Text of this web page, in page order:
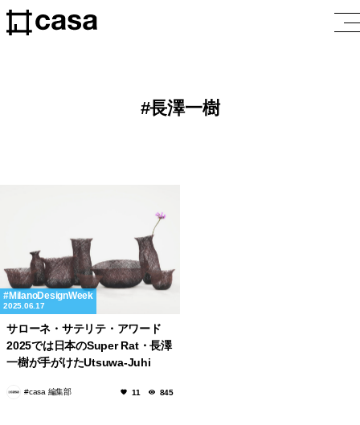
長澤一樹
MilanoDesignWeek
2025.06.17
サローネ・サテリテ・アワード
2025では日本のSuper Rat・長澤
一樹が手がけたUtsuwa-Juhi
#casa 編集部 11 845